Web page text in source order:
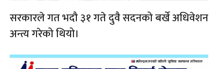
सरकारले गत भदौ ३१ गते दुवै सदनको बर्खे अधिवेशन
अन्त्य गरेको थियो।